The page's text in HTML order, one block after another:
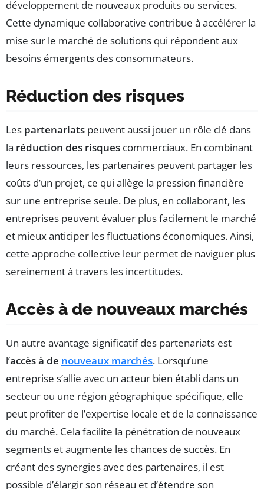
développement de nouveaux produits ou services.
Cette dynamique collaborative contribue à accélérer la
mise sur le marché de solutions qui répondent aux
besoins émergents des consommateurs.
Réduction des risques
Les partenariats peuvent aussi jouer un rôle clé dans
la réduction des risques commerciaux. En combinant
leurs ressources, les partenaires peuvent partager les
coûts d’un projet, ce qui allège la pression financière
sur une entreprise seule. De plus, en collaborant, les
entreprises peuvent évaluer plus facilement le marché
et mieux anticiper les fluctuations économiques. Ainsi,
cette approche collective leur permet de naviguer plus
sereinement à travers les incertitudes.
Accès à de nouveaux marchés
Un autre avantage significatif des partenariats est
l’accès à de nouveaux marchés. Lorsqu’une
entreprise s’allie avec un acteur bien établi dans un
secteur ou une région géographique spécifique, elle
peut profiter de l’expertise locale et de la connaissance
du marché. Cela facilite la pénétration de nouveaux
segments et augmente les chances de succès. En
créant des synergies avec des partenaires, il est
possible d’élargir son réseau et d’étendre son